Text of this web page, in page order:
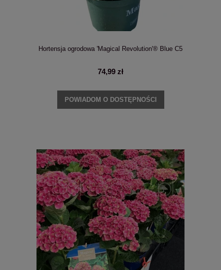
Hortensja ogrodowa 'Magical Revolution'® Blue C5
74,99 zł
POWIADOM O DOSTĘPNOŚCI